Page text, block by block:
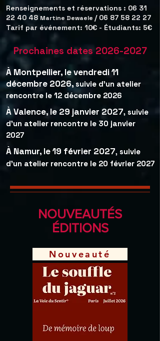
Renseignements et réservations : 06 31
22 40 48 Martine Dewaele / 06 87 58 22 27
Tarif par événement: 10€ - Étudiants: 5€
Prochaines dates 2026-2027
À Montpellier, le vendredi 11
décembre 2026, suivie d'un atelier
rencontre le 12 décembre 2026
À Valence, le 29 janvier 2027, suivie
d'un atelier rencontre le 30 janvier
2027
À Namur, le 19 février 2027, suivie
d'un atelier rencontre le 20 février 2027
NOUVEAUTÉS
ÉDITIONS
Nouveauté